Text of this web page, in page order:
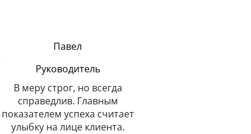
Павел
Руководитель
В меру строг, но всегда
справедлив. Главным
показателем успеха считает
улыбку на лице клиента.